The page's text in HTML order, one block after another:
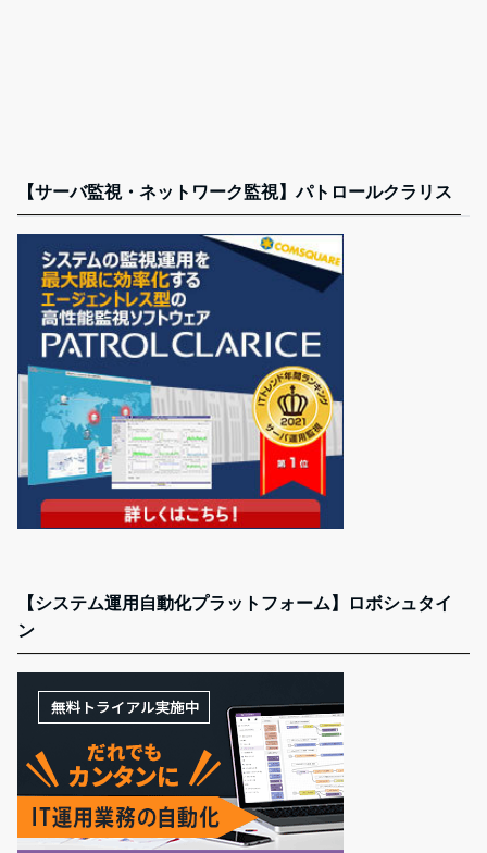
【サーバ監視・ネットワーク監視】パトロールクラリス
【システム運用自動化プラットフォーム】ロボシュタイ
ン